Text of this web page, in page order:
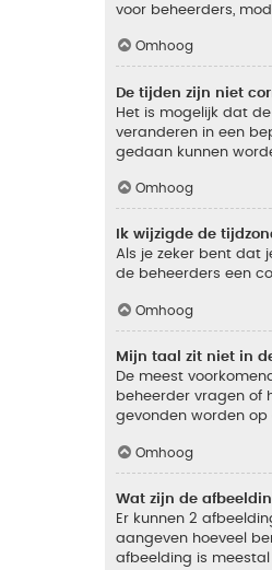
voor beheerders,
Omhoog
De tijden zijn niet
Het is mogelijk dat
veranderen in een
gedaan kunnen
Omhoog
Ik wijzigde de
Als je zeker bent dat
de beheerders een
Omhoog
Mijn taal zit niet in
De meest
beheerder vragen of
gevonden worden
Omhoog
Wat zijn de
Er kunnen 2
aangeven hoeveel
afbeelding is meestal